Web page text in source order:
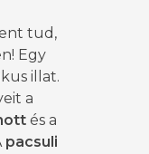
tud,
Egy
illat.
a
és a
pacsuli